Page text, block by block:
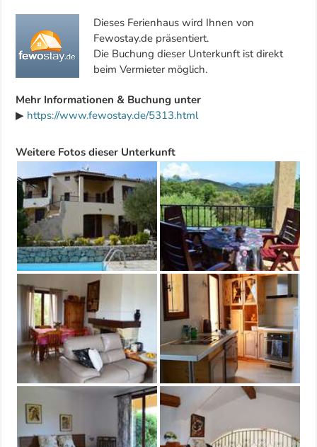
Dieses Ferienhaus wird Ihnen von
Fewostay.de präsentiert.
Die Buchung dieser Unterkunft ist direkt
beim Vermieter möglich.
Mehr Informationen & Buchung unter
▶ https://www.fewostay.de/5313.html
Weitere Fotos dieser Unterkunft